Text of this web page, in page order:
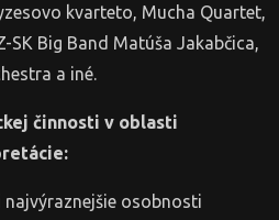
kvarteto, Mucha Quartet,
SK Big Band Matúša Jakabčica,
a iné.
činnosti v oblasti
najvýraznejšie osobnosti